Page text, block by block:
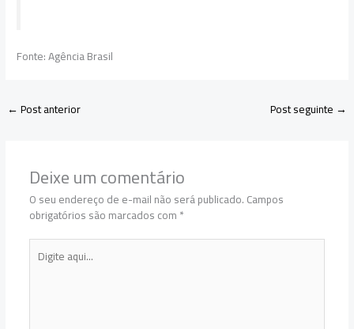
Fonte: Agência Brasil
←Post anterior Post seguinte →
Deixe um comentário
O seu endereço de e-mail não será publicado.Campos
obrigatórios são marcados com*
Digite
aqui...